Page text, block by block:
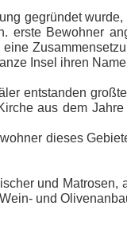
gegründet
erste Bewohner
Insel ihren
entstanden
aus dem
dieses
und Matrosen,
und